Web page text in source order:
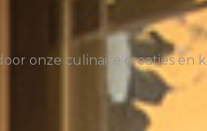
onze culinaire creaties en